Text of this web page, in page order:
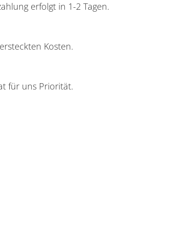
erfolgt in 1-2 Tagen.
Kosten.
für uns Priorität.